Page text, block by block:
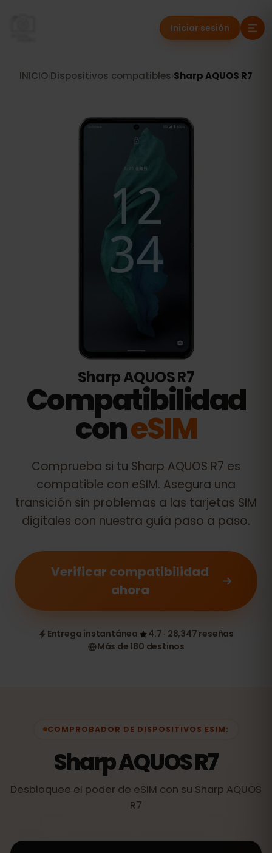
Iniciar sesión
INICIO Dispositivos compatibles Sharp AQUOS R7
Sharp AQUOS R7
Compatibilidad
coneSIM
Comprueba si tu Sharp AQUOS R7 es
compatible con eSIM. Asegura una
transición sin problemas a las tarjetas SIM
digitales con nuestra guía paso a paso.
Verificar compatibilidad
ahora
Entrega instantánea
4.7 · 28,347 reseñas
Más de 180 destinos
COMPROBADOR DE DISPOSITIVOS ESIM:
Sharp AQUOS R7
Desbloquee el poder de eSIM con su Sharp AQUOS
R7